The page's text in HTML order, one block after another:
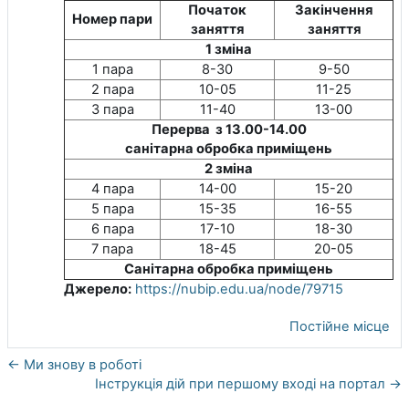
Номер пари
Початок
заняття
Закінчення
заняття
1 зміна
1 пара
8-30
9-50
2 пара
10-05
11-25
3 пара
11-40
13-00
Перерва з 13.00-14.00
санітарна обробка приміщень
2 зміна
4 пара
14-00
15-20
5 пара
15-35
16-55
6 пара
17-10
18-30
7 пара
18-45
20-05
Санітарна обробка приміщень
Джерело: https://nubip.edu.ua/node/79715
Постійне місце
← Ми знову в роботі
Інструкція дій при першому вході на портал →